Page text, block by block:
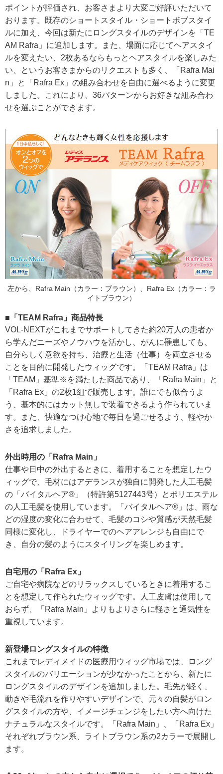
ポイントが評価され、お客さまより大変ご好評いただいて
おります。既存のショートスタイル・ショートボブスタイ
ルに加え、今回は新たにロングスタイルのデザインを「TE
AM Rafra」に追加します。また、場面に応じてヘアスタイ
ルを変えたい、2枚あるならもっとヘアスタイルを楽しみた
い、というお客さまからのリクエストも多く、「Rafra Mai
n」と「Rafra Ex」の組み合わせを自由に選べるように変更
しました。これにより、36パターンからお好きな組み合わ
せを選ぶことができます。
左から、Rafra Main（カラー：ブラウン）、Rafra Ex（カラー：ラ
イトブラウン）
■「TEAM Rafra」商品特長
VOL-NEXTがこれまでサポートしてきた約20万人の患者か
ら学んだニーズやノウハウを活かし、がんに罹患しても、
自分らしく意欲を持ち、治療と生活（仕事）を両立させる
ことを目的に開発したウィッグです。「TEAM Rafra」は
「TEAM」基準※を満たした商品であり、「Rafra Main」と
「Rafra Ex」の2枚1組で販売します。誰にでも似合うよ
う、基本的にはカット無しで装着できるよう作られていま
す。また、快適なつけ心地で毎日を過ごせるよう、軽やか
さを追求しました。
外出時用の「Rafra Main」
仕事や日中の外出するときに、着用することを想定したウ
ィッグで、毛材にはアデランスが独自に開発した人工毛髪
の「バイタルヘア®」（特許第5127443号）とポリエステル
の人工毛髪を使用しています。「バイタルヘア®」は、雨な
どの湿度の変化に合わせて、毛髪のコシや質感が天然毛髪
同様に変化し、ドライヤーでのヘアアレンジも自由にで
き、自分の髪のようにスタイリングを楽しめます。
自宅用の「Rafra Ex」
ご自宅や病院などのリラックスしているときに着用するこ
とを想定して作られたウィッグです。人工皮膚は使用して
おらず、「Rafra Main」よりもよりさらに軽さと通気性を
重視しています。
新登場ロングスタイルの特徴
これまでレディメイドの医療用ウィッグ市場では、ロング
スタイルのバリエーションが少なかったことから、新たに
ロングスタイルのデザインを追加しました。毛先が軽く、
動きや毛流れを作りやすいデザインで、元々の自髪がロン
グスタイルの方や、イメージチェンジをしたい方へ向けた
ナチュラルなスタイルです。「Rafra Main」、「Rafra Ex」
それぞれブラウン系、ライトブラウン系の2カラーで展開し
ます。